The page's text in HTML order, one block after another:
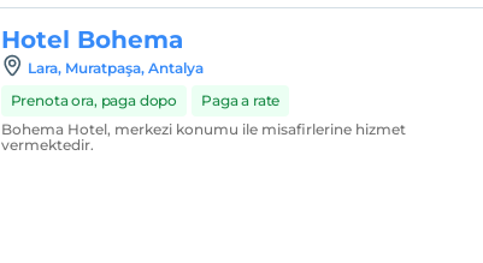
Hotel Bohema
Lara, Muratpaşa, Antalya
Prenota ora, paga dopo
Paga a rate
Bohema Hotel, merkezi konumu ile misafirlerine hizmet
vermektedir.